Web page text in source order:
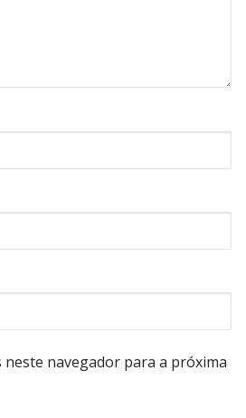
neste navegador para a próxima